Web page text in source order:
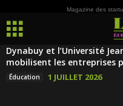
Magazine des
Dynabuy et l’Université
mobilisent les entreprises
Éducation 1 JUILLET 2026